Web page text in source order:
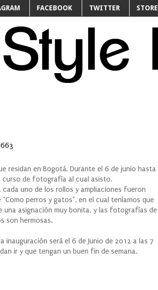
FACEBOOK TWITTER STORE
residan en Bogotá. Durante el 6 de junio hasta
curso de fotografía al cual asisto.
uno de los rollos y ampliaciones fueron
perros y gatos", en el cual teníamos que
asignación muy bonita, y las fotografías de
son hermosas.
será el 6 de Junio de 2012 a las 7
ir y que tengan un buen fin de semana.